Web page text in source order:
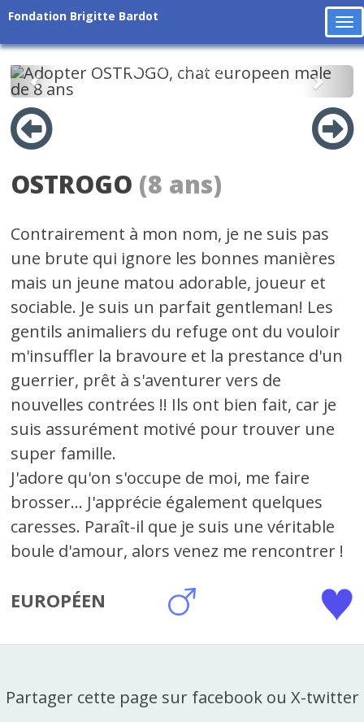
Fondation Brigitte Bardot
Précédent
OSTROGO (8 ans)
Contrairement à mon nom, je ne suis pas
une brute qui ignore les bonnes manières
mais un jeune matou adorable, joueur et
sociable. Je suis un parfait gentleman! Les
gentils animaliers du refuge ont du vouloir
m'insuffler la bravoure et la prestance d'un
guerrier, prêt à s'aventurer vers de
nouvelles contrées !! Ils ont bien fait, car je
suis assurément motivé pour trouver une
super famille.
J'adore qu'on s'occupe de moi, me faire
brosser... J'apprécie également quelques
caresses. Paraît-il que je suis une véritable
boule d'amour, alors venez me rencontrer !
EUROPÉEN
Partager cette page sur facebook ou X-twitter